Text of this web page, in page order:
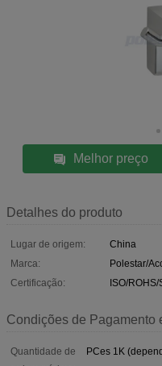
Melhor preço
Detalhes do produto
Lugar de origem:
China
Marca:
Polestar/
Certificação:
ISO/ROHS/
Condições de Pagamento
Quantidade de
PCes 1K